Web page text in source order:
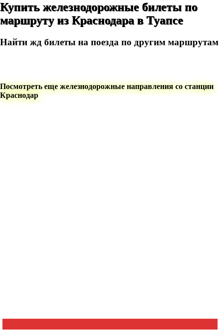
Купить железнодорожные билеты по
маршруту из Краснодара в Туапсе
Найти жд билеты на поезда по другим маршрутам
Посмотреть еще железнодорожные направления со станции
Краснодар